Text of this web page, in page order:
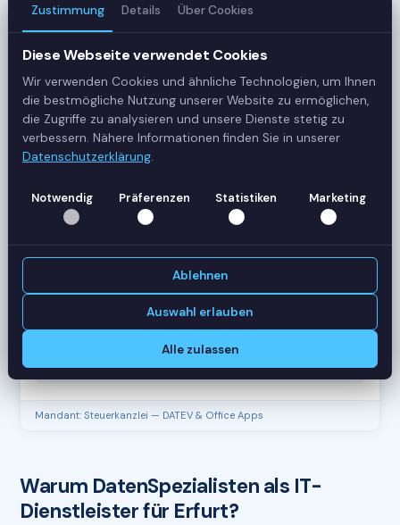
3
42
Sessions
SERVER-AUSLASTUNG
RDS-SRV01
18 Sessions
RAM
78%
RDS-SRV02
14 Sessions
RAM
61%
Mandant: Steuerkanzlei — DATEV & Office Apps
Warum DatenSpezialisten als IT-
Dienstleister für Erfurt?
Zustimmung Details Über Cookies
Diese Webseite verwendet Cookies
Wir verwenden Cookies und ähnliche Technologien, um Ihnen
die bestmögliche Nutzung unserer Website zu ermöglichen,
die Zugriffe zu analysieren und unsere Dienste stetig zu
verbessern. Nähere Informationen finden Sie in unserer
Datenschutzerklärung.
Notwendig Präferenzen Statistiken Marketing
Ablehnen
Auswahl erlauben
Alle zulassen